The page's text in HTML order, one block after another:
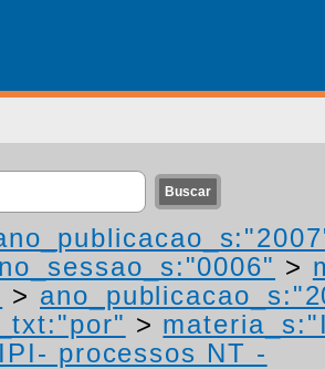
>
>
>
processos NT -